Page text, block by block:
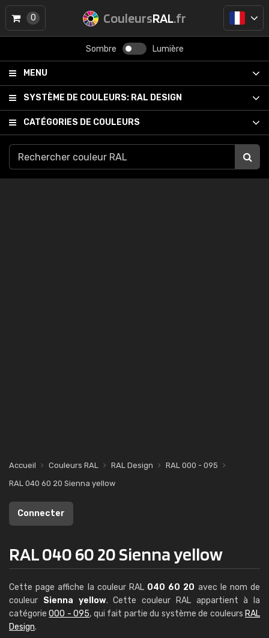
CouleursRAL.fr
Sombre Lumière
MENU
SYSTÈME DE COULEURS: RAL DESIGN
CATÉGORIES DE COULEURS
0
Accueil Couleurs RAL RAL Design
RAL 000 - 095
RAL 040 60 20 Sienna yellow
Connecter
RAL 040 60 20 Sienna yellow
Cette page affiche la couleur RAL 040 60 20 avec le nom de
couleur Sienna yellow. Cette couleur RAL appartient à la
catégorie000 - 095, qui fait partie du système de couleurs RAL
Design.